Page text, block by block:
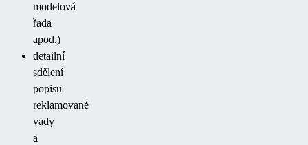
modelová
řada
apod.)
detailní
sdělení
popisu
reklamované
vady
a